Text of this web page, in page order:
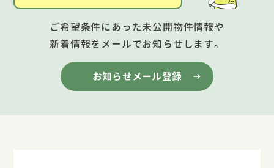
ご希望条件にあった未公開物件情報や
新着情報をメールでお知らせします。
お知らせメール登録